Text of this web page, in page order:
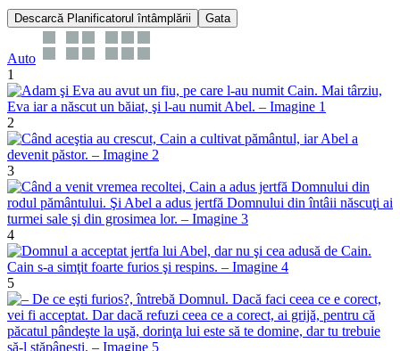
Descarcă Planificatorul întâmplării Gata
Auto
1
2
3
4
5